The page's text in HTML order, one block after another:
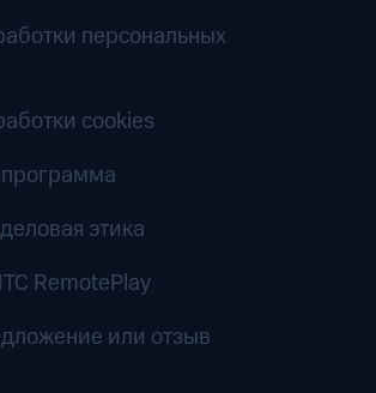
персональных
cookies
этика
RemotePlay
или отзыв